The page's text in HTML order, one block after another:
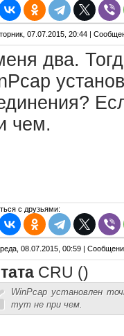
07.07.2015, 20:44 |
два.
чем.
с друзьями:
08.07.2015, 00:59 |
CRU ()
WinPcap установлен
тут не при чем.